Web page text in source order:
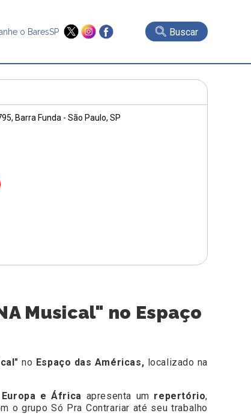
o BaresSP Buscar
, Barra Funda - São Paulo, SP
Musical" no Espaço
no Espaço das Américas, localizado na
e África apresenta um repertório,
o grupo Só Pra Contrariar até seu trabalho